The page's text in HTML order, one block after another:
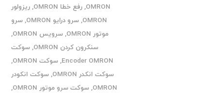
OMRON
,رفع خطا OMRON ,ریزولور
OMRON
,سرو درایو OMRON ,سرو
موتور OMRON
,سرویس OMRON
,
سنکرون کردن OMRON
,سوکت
Encoder OMRON
,سوکت OMRON
,
سوکت انکدر OMRON
,سوکت انکودر
OMRON
,سوکت سرو موتور OMRON
,